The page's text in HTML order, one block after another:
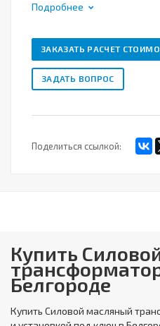
Подробнее
ЗАКАЗАТЬ РАСЧЕТ
ЗАДАТЬ ВОПРОС
Поделиться ссылкой:
Купить
Белгороде
Купить Силовой масляный